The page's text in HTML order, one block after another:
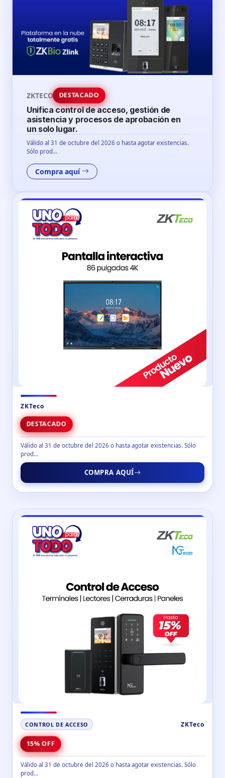
ZKTECO DESTACADO
Unifica control de acceso, gestión de
asistencia y procesos de aprobación en
un solo lugar.
Válido al 31 de octubre del 2026 o hasta agotar existencias.
Sólo prod...
Compra aquí
ZKTeco
DESTACADO
Válido al 31 de octubre del 2026 o hasta agotar existencias. Sólo
prod...
COMPRA AQUÍ
CONTROL DE ACCESO ZKTeco
15% OFF
Válido al 31 de octubre del 2026 o hasta agotar existencias. Sólo
prod...